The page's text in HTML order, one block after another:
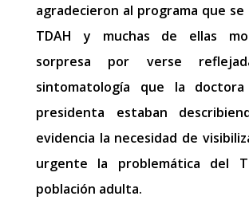
agradecieron al programa que se
TDAH y muchas de ellas
sorpresa por verse
sintomatología que la
presidenta estaban
evidencia la necesidad de
urgente la problemática del
población adulta.